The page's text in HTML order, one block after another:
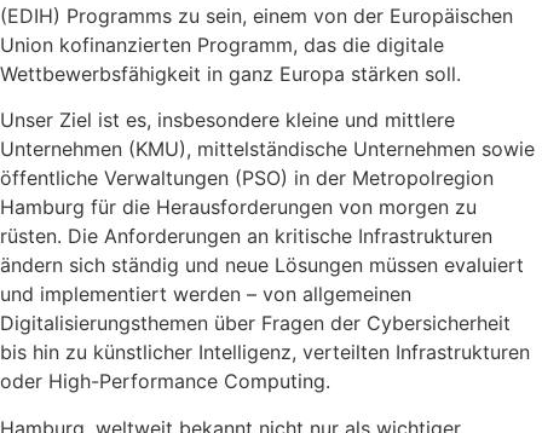
(EDIH) Programms zu sein, einem von der Europäischen
Union kofinanzierten Programm, das die digitale
Wettbewerbsfähigkeit in ganz Europa stärken soll.
Unser Ziel ist es, insbesondere kleine und mittlere
Unternehmen (KMU), mittelständische Unternehmen sowie
öffentliche Verwaltungen (PSO) in der Metropolregion
Hamburg für die Herausforderungen von morgen zu
rüsten. Die Anforderungen an kritische Infrastrukturen
ändern sich ständig und neue Lösungen müssen evaluiert
und implementiert werden – von allgemeinen
Digitalisierungsthemen über Fragen der Cybersicherheit
bis hin zu künstlicher Intelligenz, verteilten Infrastrukturen
oder High-Performance Computing.
Hamburg, weltweit bekannt nicht nur als wichtiger